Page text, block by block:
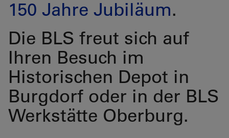
150 Jahre Jubiläum.
Die BLS freut sich auf
Ihren Besuch im
Historischen Depot in
Burgdorf oder in der BLS
Werkstätte Oberburg.